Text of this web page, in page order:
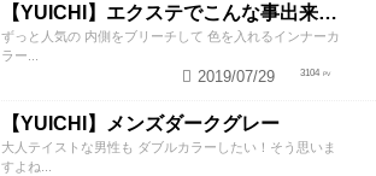
【YUICHI】エクステでこんな事出来るんです！
ずっと人気の 内側をブリーチして 色を入れるインナーカ
ラー...
3104
2019/07/29
【YUICHI】メンズダークグレー
大人テイストな男性も ダブルカラーしたい！そう思いま
すよね...